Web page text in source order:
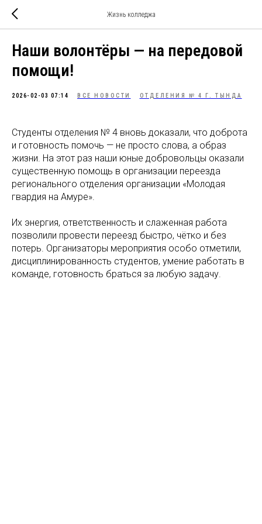
Жизнь колледжа
Наши волонтёры — на передовой
помощи!
2026-02-03 07:14 ВСЕ НОВОСТИ ОТДЕЛЕНИЯ № 4 Г. ТЫНДА
Студенты отделения № 4 вновь доказали, что доброта
и готовность помочь — не просто слова, а образ
жизни. На этот раз наши юные добровольцы оказали
существенную помощь в организации переезда
регионального отделения организации «Молодая
гвардия на Амуре».
Их энергия, ответственность и слаженная работа
позволили провести переезд быстро, чётко и без
потерь. Организаторы мероприятия особо отметили,
дисциплинированность студентов, умение работать в
команде, готовность браться за любую задачу.